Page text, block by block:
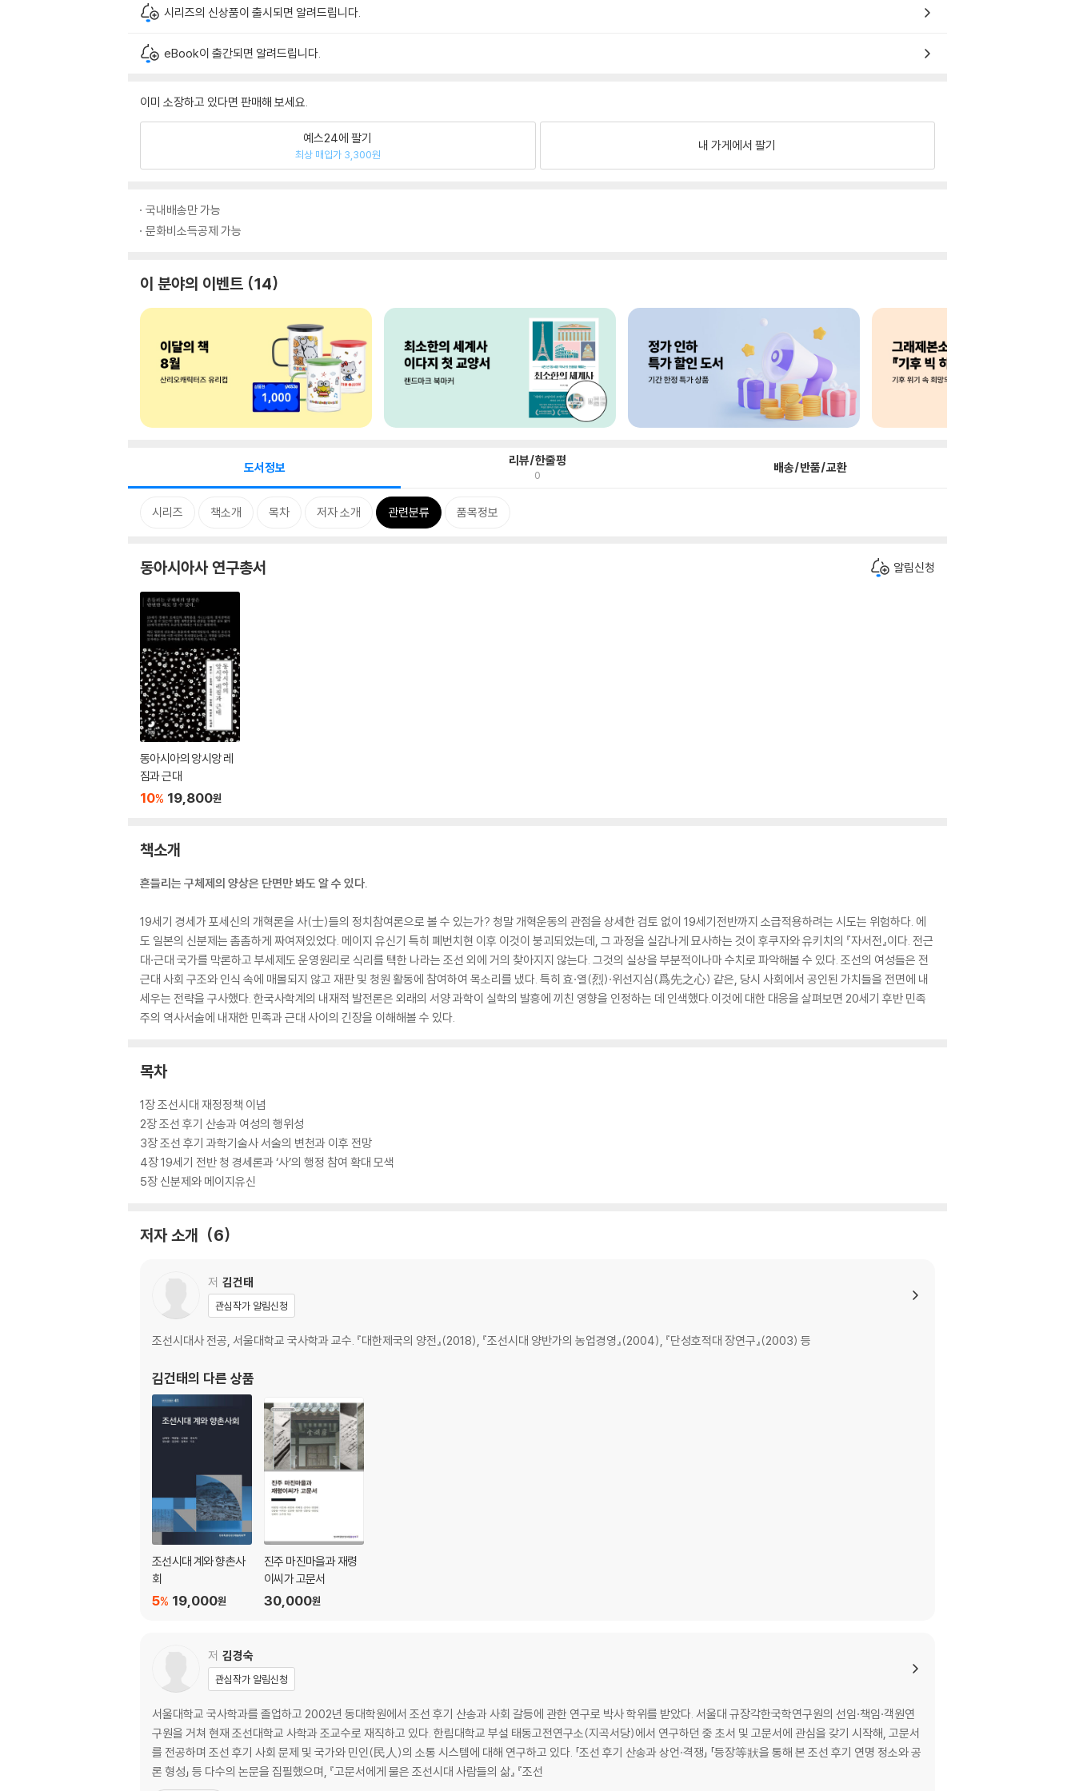
시리즈의 신상품이 출시되면 알려드립니다.
eBook이 출간되면 알려드립니다.
이미 소장하고 있다면 판매해 보세요.
예스24에 팔기
최상 매입가 3,300원
내 가게에서 팔기
국내배송만 가능
문화비소득공제 가능
이 분야의 이벤트 14
도서정보 리뷰/한줄평
0 배송/반품/교환
시리즈 책소개 목차 저자 소개 관련분류 품목정보
동아시아사 연구총서 알림신청
동아시아의 앙시앙 레
짐과 근대
10% 19,800원
책소개
흔들리는 구체제의 양상은 단면만 봐도 알 수 있다.
19세기 경세가 포세신의 개혁론을 사(士)들의 정치참여론으로 볼 수 있는가? 청말 개혁운동의 관점을 상세한 검토 없이 19세기전반까지 소급적용하려는 시도는 위험하다. 에
도 일본의 신분제는 촘촘하게 짜여져있었다. 메이지 유신기 특히 폐번치현 이후 이것이 붕괴되었는데, 그 과정을 실감나게 묘사하는 것이 후쿠자와 유키치의 『자서전』이다. 전근
대·근대 국가를 막론하고 부세제도 운영원리로 식리를 택한 나라는 조선 외에 거의 찾아지지 않는다. 그것의 실상을 부분적이나마 수치로 파악해볼 수 있다. 조선의 여성들은 전
근대 사회 구조와 인식 속에 매몰되지 않고 재판 및 청원 활동에 참여하여 목소리를 냈다. 특히 효·열(烈)·위선지심(爲先之心) 같은, 당시 사회에서 공인된 가치들을 전면에 내
세우는 전략을 구사했다. 한국사학계의 내재적 발전론은 외래의 서양 과학이 실학의 발흥에 끼친 영향을 인정하는 데 인색했다.이것에 대한 대응을 살펴보면 20세기 후반 민족
주의 역사서술에 내재한 민족과 근대 사이의 긴장을 이해해볼 수 있다.
목차
1장 조선시대 재정정책 이념
2장 조선 후기 산송과 여성의 행위성
3장 조선 후기 과학기술사 서술의 변천과 이후 전망
4장 19세기 전반 청 경세론과 ‘사’의 행정 참여 확대 모색
5장 신분제와 메이지유신
저자 소개 6
저 김건태
관심작가 알림신청
조선시대사 전공, 서울대학교 국사학과 교수. 『대한제국의 양전』(2018), 『조선시대 양반가의 농업경영』(2004), 『단성호적대 장연구』(2003) 등
김건태의 다른 상품
조선시대 계와 향촌사
회
19,000원
5%
진주 마진마을과 재령
이씨가 고문서
30,000원
저 김경숙
관심작가 알림신청
서울대학교 국사학과를 졸업하고 2002년 동대학원에서 조선 후기 산송과 사회 갈등에 관한 연구로 박사 학위를 받았다. 서울대 규장각한국학연구원의 선임·책임·객원연
구원을 거쳐 현재 조선대학교 사학과 조교수로 재직하고 있다. 한림대학교 부설 태동고전연구소(지곡서당)에서 연구하던 중 초서 및 고문서에 관심을 갖기 시작해, 고문서
를 전공하며 조선 후기 사회 문제 및 국가와 민인(民人)의 소통 시스템에 대해 연구하고 있다. 「조선 후기 산송과 상언·격쟁」 「등장等狀을 통해 본 조선 후기 연명 정소와 공
론 형성」 등 다수의 논문을 집필했으며, 『고문서에게 물은 조선시대 사람들의 삶』 『조선